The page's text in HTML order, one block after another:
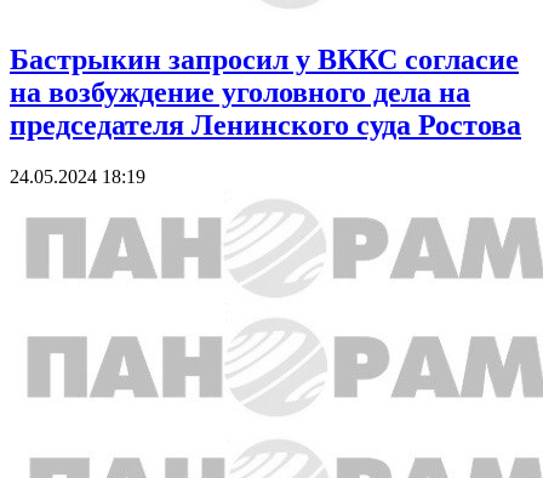
Бастрыкин запросил у ВККС согласие
на возбуждение уголовного дела на
председателя Ленинского суда Ростова
24.05.2024 18:19